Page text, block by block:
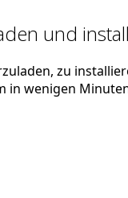
und
zu
in wenigen